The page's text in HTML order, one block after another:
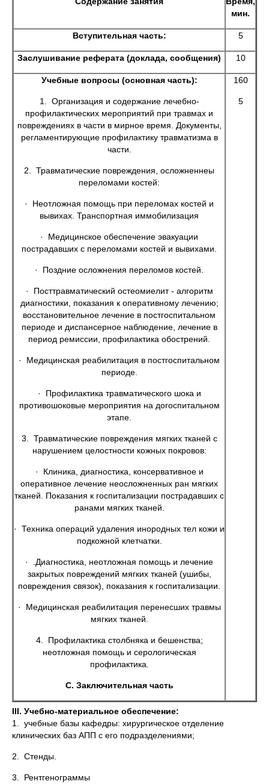
мин.
Вступительная часть: 5
Заслушивание реферата (доклада, сообщения) 10
Учебные вопросы (основная часть):
1. Организация и содержание лечебно-
профилактических мероприятий при травмах и
повреждениях в части в мирное время. Документы,
регламентирующие профилактику травматизма в
части.
2. Травматические повреждения, осложненнеы
переломами костей:
· Неотложная помощь при переломах костей и
вывихах. Транспортная иммобилизация
· Медицинское обеспечение эвакуации
пострадавших с переломами костей и вывихами.
· Поздние осложнения переломов костей.
· Посттравматический остеомиелит - алгоритм
диагностики, показания к оперативному лечению;
восстановительное лечение в постгоспитальном
периоде и диспансерное наблюдение, лечение в
период ремиссии, профилактика обострений.
· Медицинская реабилитация в постгоспитальном
периоде.
· Профилактика травматического шока и
противошоковые мероприятия на догоспитальном
этапе.
3. Травматические повреждения мягких тканей с
нарушением целостности кожных покровов:
· Клиника, диагностика, консервативное и
оперативное лечение неосложненных ран мягких
тканей. Показания к госпитализации пострадавших с
ранами мягких тканей.
· Техника операций удаления инородных тел кожи и
подкожной клетчатки.
· .Диагностика, неотложная помощь и лечение
закрытых повреждений мягких тканей (ушибы,
повреждения связок), показания к госпитализации.
· Медицинская реабилитация перенесших травмы
мягких тканей.
4. Профилактика столбняка и бешенства;
неотложная помощь и серологическая
профилактика.
С. Заключительная часть
160
5
III. Учебно-материальное обеспечение:
1. учебные базы кафедры: хирургическое отделение
клинических баз АПП с его подразделениями;
2. Стенды.
3. Рентгенограммы